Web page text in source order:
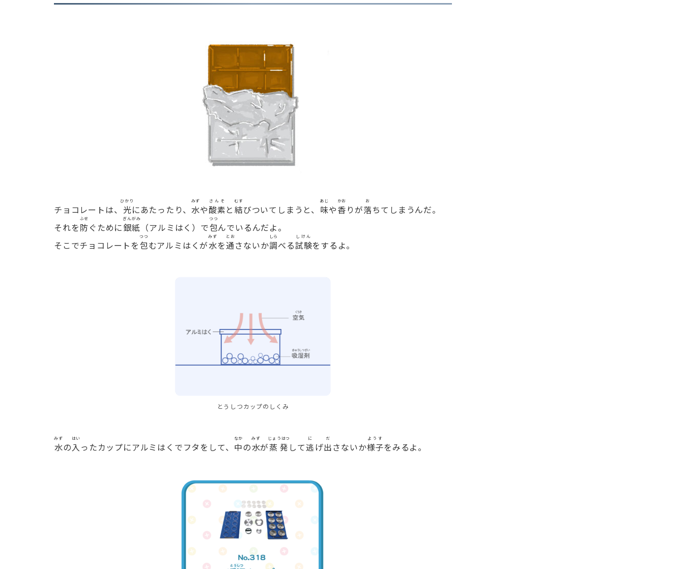
チョコレートは、 光
ひかり
にあたったり、 水
みず
や酸素
さんそ
と 結
むす
びついてしまうと、 味
あじ
や香
かお
りが落
お
ちてしまうんだ。
それを防
ふせ
ぐために銀紙
ぎんがみ
（アルミはく）で包
つつ
んでいるんだよ。
そこでチョコレートを包
つつ
むアルミはくが水
みず
を通
とお
さないか調
しら
べる試験
しけん
をするよ。
とうしつカップのしくみ
水
みず
の 入
はい
ったカップにアルミはくでフタをして、 中
なか
の水
みず
が蒸発
じょうはつ
して逃
に
げ出
だ
さないか様子
ようす
をみるよ。